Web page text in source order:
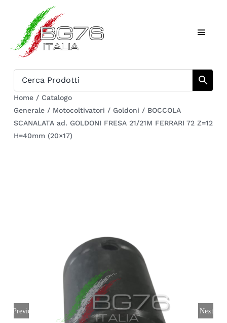
contenuto
Toggle
Catalogo
Chi siamo
Home / Catalogo
Generale / Motocoltivatori / Goldoni / BOCCOLA
SCANALATA ad. GOLDONI FRESA 21/21M FERRARI 72 Z=12
H=40mm (20×17)
Previous Next